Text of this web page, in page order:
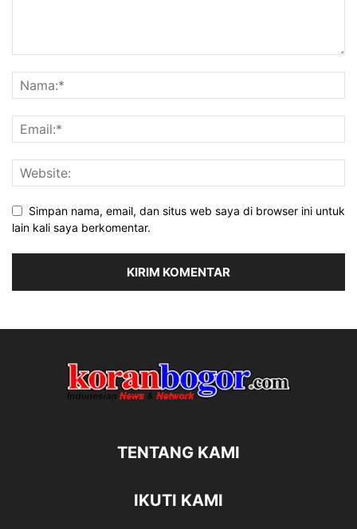
Simpan nama, email, dan situs web saya di browser ini untuk
lain kali saya berkomentar.
TENTANG KAMI
IKUTI KAMI